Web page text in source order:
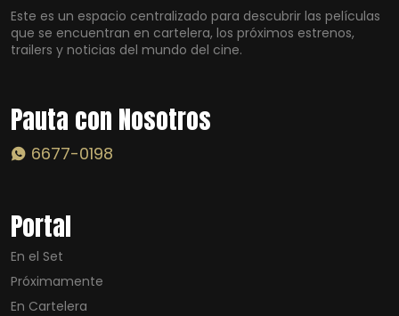
Este es un espacio centralizado para descubrir las películas
que se encuentran en cartelera, los próximos estrenos,
trailers y noticias del mundo del cine.
Pauta con Nosotros
6677-0198
Portal
En el Set
Próximamente
En Cartelera